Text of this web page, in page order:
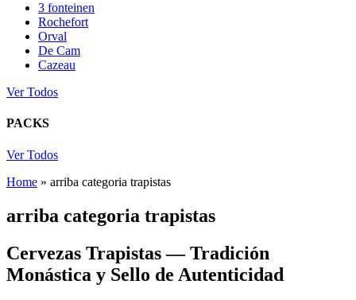
3 fonteinen
Rochefort
Orval
De Cam
Cazeau
Ver Todos
PACKS
Ver Todos
Home » arriba categoria trapistas
arriba categoria trapistas
Cervezas Trapistas — Tradición
Monástica y Sello de Autenticidad